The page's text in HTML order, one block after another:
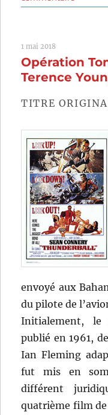
Un
(1964)
de
de
1 mai 2018
Opération
Terence
TITRE
envoyé aux
du pilote de
Initialement,
publié en 1961,
Ian Fleming
fut mis en
différent
quatrième film de